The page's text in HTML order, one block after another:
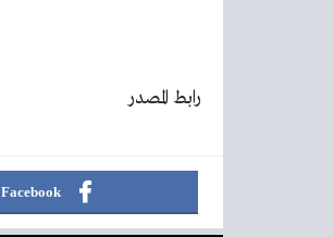
رابط المصدر
Facebook